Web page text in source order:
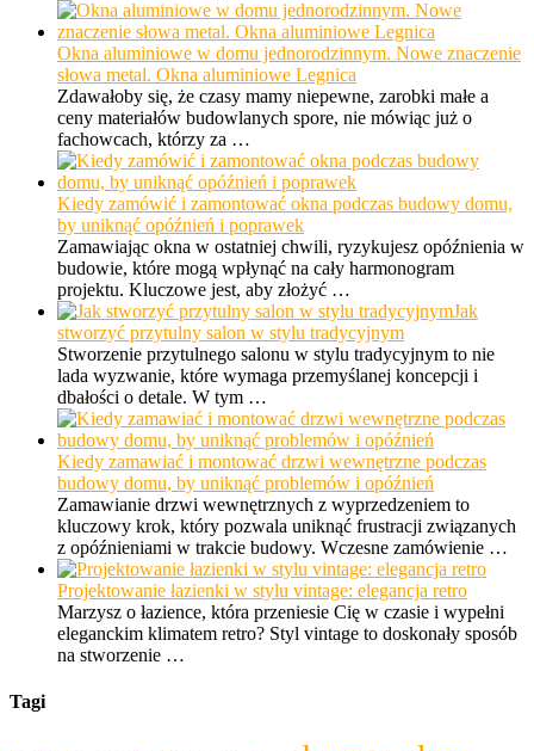
Okna aluminiowe w domu jednorodzinnym. Nowe znaczenie
słowa metal. Okna aluminiowe Legnica
Zdawałoby się, że czasy mamy niepewne, zarobki małe a
ceny materiałów budowlanych spore, nie mówiąc już o
fachowcach, którzy za …
Kiedy zamówić i zamontować okna podczas budowy domu,
by uniknąć opóźnień i poprawek
Zamawiając okna w ostatniej chwili, ryzykujesz opóźnienia w
budowie, które mogą wpłynąć na cały harmonogram
projektu. Kluczowe jest, aby złożyć …
Jak
stworzyć przytulny salon w stylu tradycyjnym
Stworzenie przytulnego salonu w stylu tradycyjnym to nie
lada wyzwanie, które wymaga przemyślanej koncepcji i
dbałości o detale. W tym …
Kiedy zamawiać i montować drzwi wewnętrzne podczas
budowy domu, by uniknąć problemów i opóźnień
Zamawianie drzwi wewnętrznych z wyprzedzeniem to
kluczowy krok, który pozwala uniknąć frustracji związanych
z opóźnieniami w trakcie budowy. Wczesne zamówienie …
Projektowanie łazienki w stylu vintage: elegancja retro
Marzysz o łazience, która przeniesie Cię w czasie i wypełni
eleganckim klimatem retro? Styl vintage to doskonały sposób
na stworzenie …
Tagi